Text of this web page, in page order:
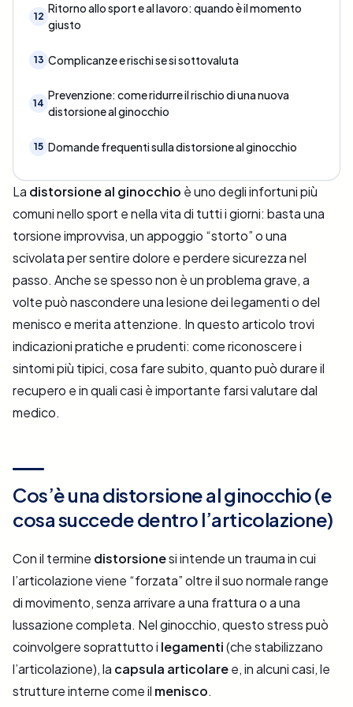
12
Ritorno allo sport e al lavoro: quando è il momento
giusto
13 Complicanze e rischi se si sottovaluta
14
Prevenzione: come ridurre il rischio di una nuova
distorsione al ginocchio
15 Domande frequenti sulla distorsione al ginocchio
La distorsione al ginocchio è uno degli infortuni più
comuni nello sport e nella vita di tutti i giorni: basta una
torsione improvvisa, un appoggio “storto” o una
scivolata per sentire dolore e perdere sicurezza nel
passo. Anche se spesso non è un problema grave, a
volte può nascondere una lesione dei legamenti o del
menisco e merita attenzione. In questo articolo trovi
indicazioni pratiche e prudenti: come riconoscere i
sintomi più tipici, cosa fare subito, quanto può durare il
recupero e in quali casi è importante farsi valutare dal
medico.
Cos’è una distorsione al ginocchio (e
cosa succede dentro l’articolazione)
Con il termine distorsionesi intende un trauma in cui
l’articolazione viene “forzata” oltre il suo normale range
di movimento, senza arrivare a una frattura o a una
lussazione completa. Nel ginocchio, questo stress può
coinvolgere soprattutto i legamenti(che stabilizzano
l’articolazione), la capsula articolaree, in alcuni casi, le
strutture interne come il menisco.